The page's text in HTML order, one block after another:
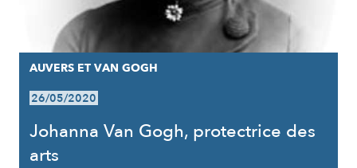
AUVERS ET VAN GOGH
26/05/2020
Johanna Van Gogh, protectrice des
arts